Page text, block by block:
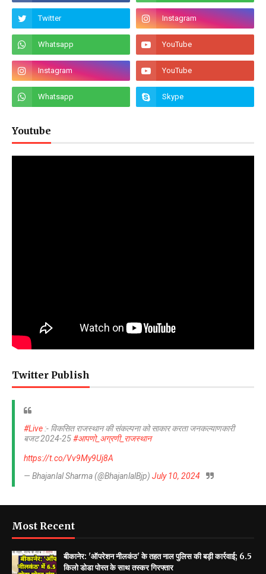
Youtube
Twitter Publish
#Live :- विकसित राजस्थान की संकल्पना को साकार करता जनकल्याणकारी
बजट 2024-25#आपणो_अग्रणी_राजस्थान
https://t.co/Vv9My9Uj8A
— Bhajanlal Sharma (@BhajanlalBjp) July 10, 2024
Most Recent
बीकानेर: 'ऑपरेशन नीलकंठ' के तहत नाल पुलिस की बड़ी कार्रवाई; 6.5
किलो डोडा पोस्त के साथ तस्कर गिरफ्तार